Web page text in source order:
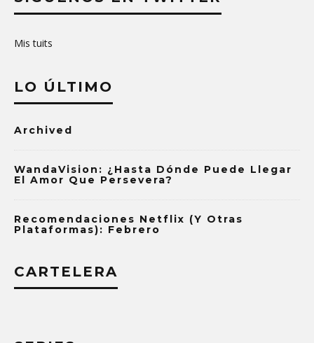
Mis tuits
LO ÚLTIMO
Archived
WandaVision: ¿Hasta Dónde Puede Llegar
El Amor Que Persevera?
Recomendaciones Netflix (y Otras
Plataformas): Febrero
CARTELERA